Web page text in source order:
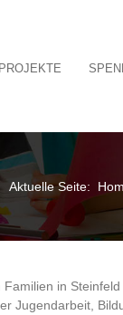
PROJEKTE
Aktuelle Seite:
in
Jugendarbeit,